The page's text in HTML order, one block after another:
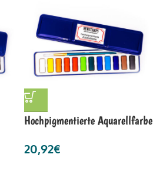
Hochpigmentierte Aquarellfarbe
20,92€